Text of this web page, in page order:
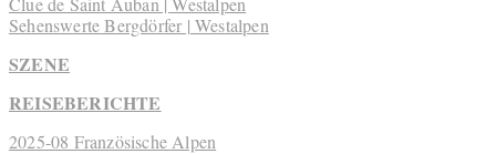
Sehenswerte Bergdörfer | Westalpen
SZENE
REISEBERICHTE
2025-08 Französische Alpen